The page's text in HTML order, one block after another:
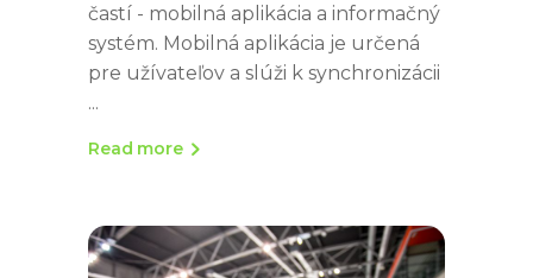
častí - mobilná aplikácia a informačný
systém. Mobilná aplikácia je určená
pre užívateľov a slúži k synchronizácii
Read more